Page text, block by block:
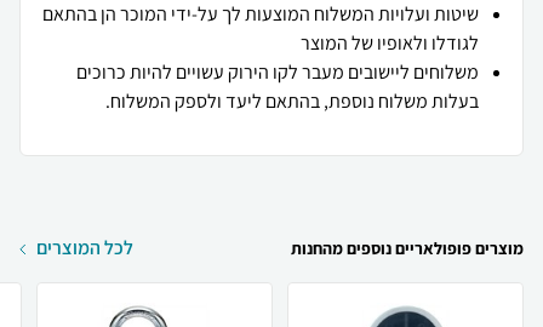
שיטות ועלויות המשלוח המוצעות לך על-ידי המוכר הן בהתאם
לגודלו ולאופיו של המוצר
משלוחים ליישובים מעבר לקו הירוק עשויים להיות כרוכים
בעלות משלוח נוספת, בהתאם ליעד ולספק המשלוח.
מוצרים פופולאריים נוספים מהחנות לכל המוצרים